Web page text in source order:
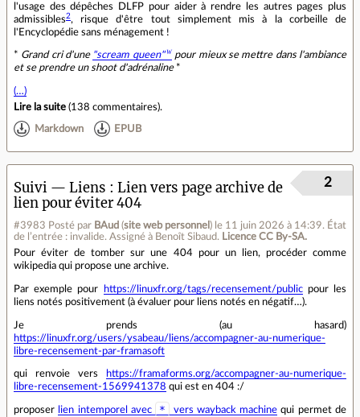
l'usage des dépêches DLFP pour aider à rendre les autres pages plus
admissibles2 , risque d'être tout simplement mis à la corbeille de
l'Encyclopédie sans ménagement !
* Grand cri d'une "scream queen"
pour mieux se mettre dans l'ambiance
et se prendre un shoot d'adrénaline*
(…)
Lire la suite (138 commentaires).
Markdown EPUB
Suivi — Liens
Lien vers page archive de
lien pour éviter 404
#3983 Posté par BAud (site web personnel ) le 11 juin 2026 à 14:39. État
de l’entrée : invalide. Assigné à Benoît Sibaud. Licence CC By‑SA.
2
Pour éviter de tomber sur une 404 pour un lien, procéder comme
wikipedia qui propose une archive.
Par exemple pour https://linuxfr.org/tags/recensement/publicpour les
liens notés positivement (à évaluer pour liens notés en négatif…).
Je prends (au hasard)
https://linuxfr.org/users/ysabeau/liens/accompagner-au-numerique-
libre-recensement-par-framasoft
qui renvoie vers
https://framaforms.org/accompagner-au-numerique-
libre-recensement-1569941378 qui est en 404 :/
proposer lien intemporel avec * vers wayback machine qui permet de